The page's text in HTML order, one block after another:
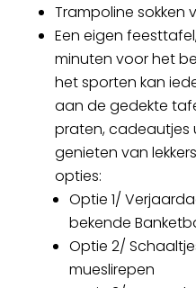
Trampoline sokken
Een eigen
minuten voor het
het sporten kan
aan de gedekte
praten, cadeautjes
genieten van
opties:
Optie 1/
bekende
Optie 2/
mueslirepen